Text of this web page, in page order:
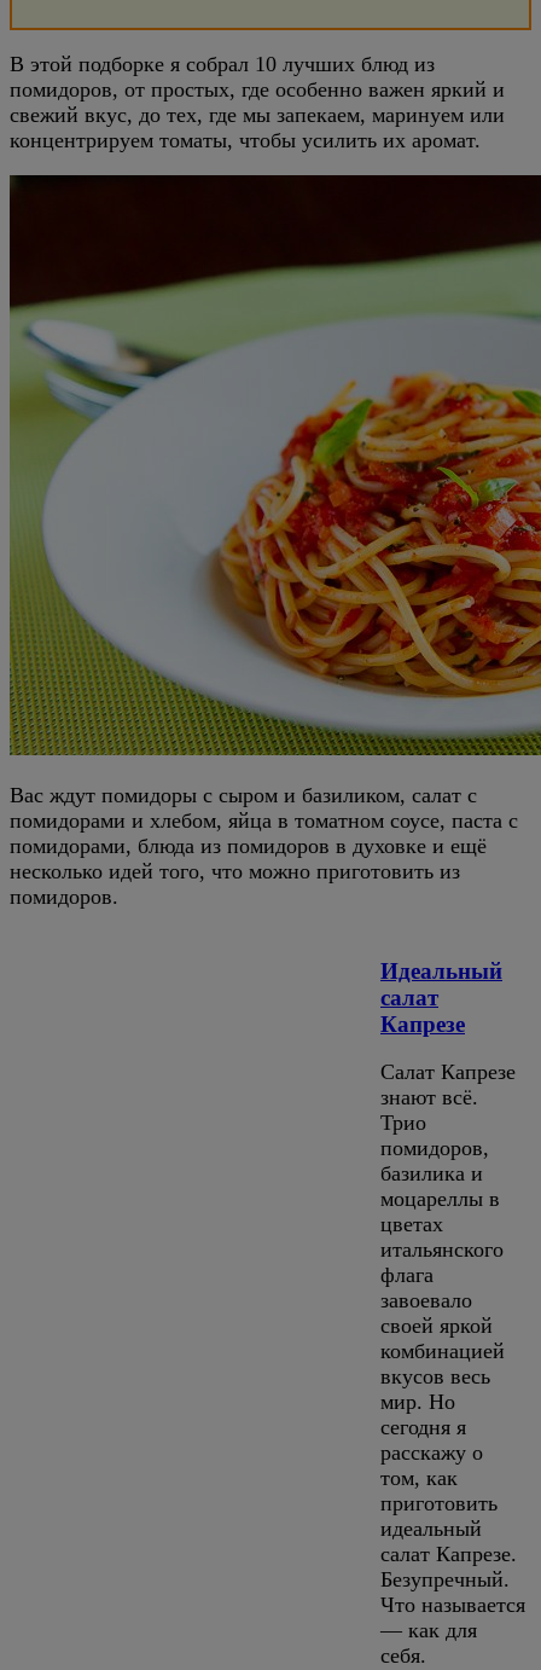
В этой подборке я собрал 10 лучших блюд из
помидоров, от простых, где особенно важен яркий и
свежий вкус, до тех, где мы запекаем, маринуем или
концентрируем томаты, чтобы усилить их аромат.
Вас ждут помидоры с сыром и базиликом, салат с
помидорами и хлебом, яйца в томатном соусе, паста с
помидорами, блюда из помидоров в духовке и ещё
несколько идей того, что можно приготовить из
помидоров.
Идеальный
салат
Капрезе
Салат Капрезе
знают всё.
Трио
помидоров,
базилика и
моцареллы в
цветах
итальянского
флага
завоевало
своей яркой
комбинацией
вкусов весь
мир. Но
сегодня я
расскажу о
том, как
приготовить
идеальный
салат Капрезе.
Безупречный.
Что называется
— как для
себя.